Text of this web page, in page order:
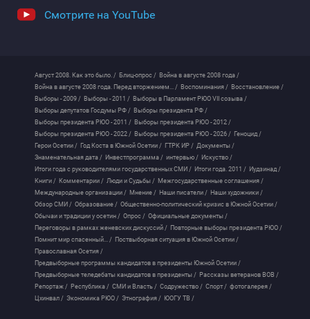
Смотрите на YouTube
Август 2008. Как это было. / Блиц-опрос / Война в августе 2008 года /
Война в августе 2008 года. Перед вторжением... / Воспоминания / Восстановление /
Выборы - 2009 / Выборы - 2011 / Выборы в Парламент РЮО VII созыва /
Выборы депутатов Госдумы РФ / Выборы президента РФ /
Выборы президента РЮО - 2011 / Выборы президента РЮО - 2012 /
Выборы президента РЮО - 2022 / Выборы президента РЮО - 2026 / Геноцид /
Герои Осетии / Год Коста в Южной Осетии / ГТРК ИР / Документы /
Знаменательная дата / Инвестпрограмма / интервью / Искуство /
Итоги года с руководителями государственных СМИ / Итоги года. 2011 / Иудзинад /
Книги / Комментарии / Люди и Судьбы / Межгосударственные соглашения /
Международные организации / Мнение / Наши писатели / Наши художники /
Обзор СМИ / Образование / Общественно-политический кризис в Южной Осетии /
Обычаи и традиции у осетин / Опрос / Официальные документы /
Переговоры в рамках женевских дискуссий / Повторные выборы президента РЮО /
Помнит мир спасенный... / Поствыборная ситуация в Южной Осетии /
Православная Осетия /
Предвыборные программы кандидатов в президенты Южной Осетии /
Предвыборные теледебаты кандидатов в президенты / Рассказы ветеранов ВОВ /
Репортаж / Республика / СМИ и Власть / Содружество / Спорт / фотогалерея /
Цхинвал / Экономика РЮО / Этнография / ЮОГУ ТВ /